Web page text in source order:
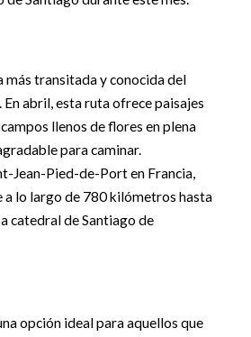
más transitada y conocida del
abril, esta ruta ofrece paisajes
llenos de flores en plena
para caminar.
Jean-Pied-de-Port en Francia,
a lo largo de 780 kilómetros hasta
catedral de Santiago de
opción ideal para aquellos que